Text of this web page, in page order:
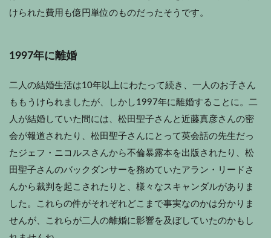
けられた費用も億円単位のものだったそうです。
1997年に離婚
二人の結婚生活は10年以上にわたって続き、一人のお子さん
ももうけられましたが、しかし1997年に離婚することに。二
人が結婚していた間には、松田聖子さんと近藤真彦さんの密
会が報道されたり、松田聖子さんにとって英会話の先生だっ
たジェフ・ニコルスさんから不倫暴露本を出版されたり、松
田聖子さんのバックダンサーを務めていたアラン・リードさ
んから裁判を起こされたりと、様々なスキャンダルがありま
した。これらの件がそれぞれどこまで事実なのかは分かりま
せんが、これらが二人の離婚に影響を及ぼしていたのかもし